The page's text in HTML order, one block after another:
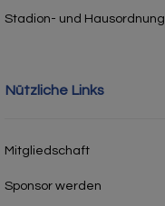
Stadion- und Hausordnung
Nützliche Links
Mitgliedschaft
Sponsor werden